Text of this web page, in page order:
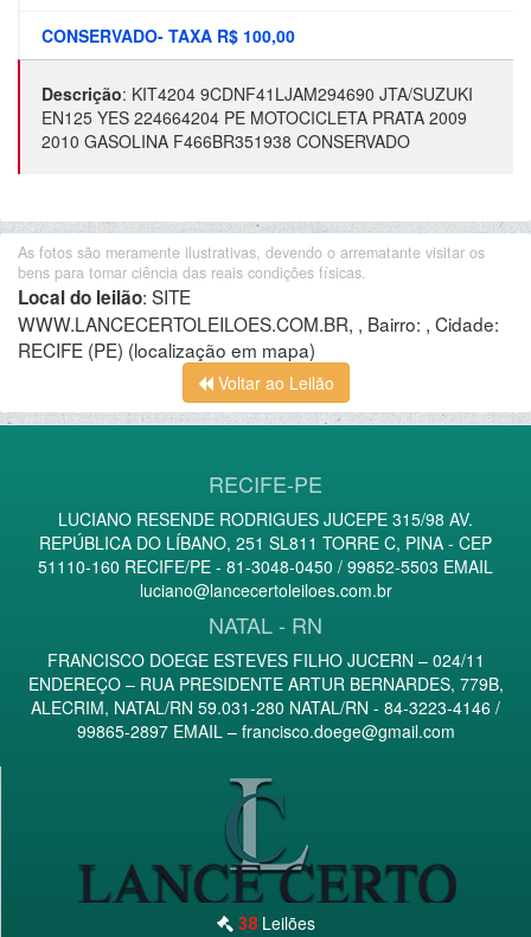
CONSERVADO- TAXA R$ 100,00
Descrição: KIT4204 9CDNF41LJAM294690 JTA/SUZUKI
EN125 YES 224664204 PE MOTOCICLETA PRATA 2009
2010 GASOLINA F466BR351938 CONSERVADO
As fotos são meramente ilustrativas, devendo o arrematante visitar os
bens para tomar ciência das reais condições físicas.
Local do leilão: SITE
WWW.LANCECERTOLEILOES.COM.BR, , Bairro: , Cidade:
RECIFE (PE) (localização em mapa)
Voltar ao Leilão
RECIFE-PE
LUCIANO RESENDE RODRIGUES JUCEPE 315/98 AV.
REPÚBLICA DO LÍBANO, 251 SL811 TORRE C, PINA - CEP
51110-160 RECIFE/PE - 81-3048-0450 / 99852-5503 EMAIL
luciano@lancecertoleiloes.com.br
NATAL - RN
FRANCISCO DOEGE ESTEVES FILHO JUCERN – 024/11
ENDEREÇO – RUA PRESIDENTE ARTUR BERNARDES, 779B,
ALECRIM, NATAL/RN 59.031-280 NATAL/RN - 84-3223-4146 /
99865-2897 EMAIL – francisco.doege@gmail.com
38 Leilões